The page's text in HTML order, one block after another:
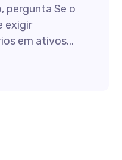
pergunta Se o
exigir
em ativos...